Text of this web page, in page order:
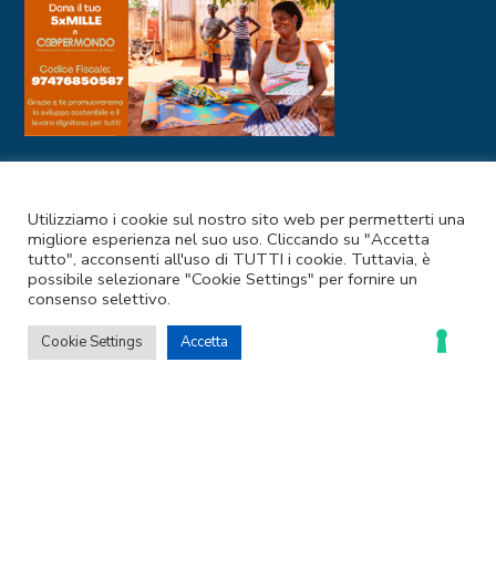
I NOSTRI CANALI SOCIAL
Utilizziamo i cookie sul nostro sito web per permetterti una
migliore esperienza nel suo uso. Cliccando su "Accetta
tutto", acconsenti all'uso di TUTTI i cookie. Tuttavia, è
possibile selezionare "Cookie Settings" per fornire un
consenso selettivo.
Cookie Settings Accetta